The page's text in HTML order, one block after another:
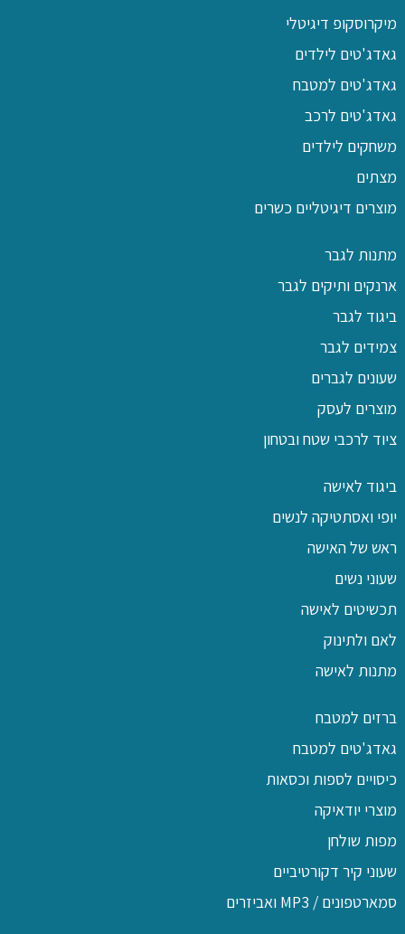
מיקרוסקופ דיגיטלי
גאדג'טים לילדים
גאדג'טים למטבח
גאדג'טים לרכב
משחקים לילדים
מצתים
מוצרים דיגיטליים כשרים
מתנות לגבר
ארנקים ותיקים לגבר
ביגוד לגבר
צמידים לגבר
שעונים לגברים
מוצרים לעסק
ציוד לרכבי שטח ובטחון
ביגוד לאישה
יופי ואסתטיקה לנשים
ראש של האישה
שעוני נשים
תכשיטים לאישה
לאם ולתינוק
מתנות לאישה
ברזים למטבח
גאדג'טים למטבח
כיסויים לספות וכסאות
מוצרי יודאיקה
מפות שולחן
שעוני קיר דקורטיביים
סמארטפונים / MP3 ואביזרים